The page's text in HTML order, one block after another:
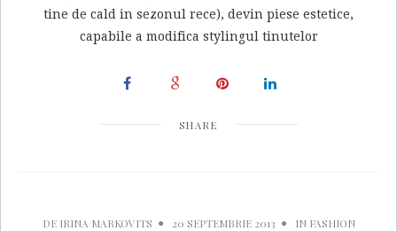
tine de cald in sezonul rece), devin piese estetice,
capabile a modifica stylingul tinutelor
SHARE
DE IRINA MARKOVITS 20 SEPTEMBRIE 2013 IN FASHION